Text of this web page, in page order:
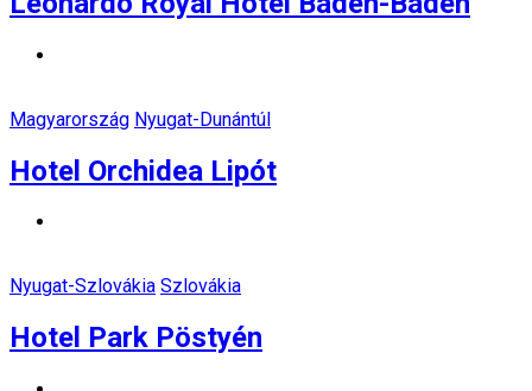
Magyarország Nyugat-Dunántúl
Hotel Orchidea Lipót
Nyugat-Szlovákia Szlovákia
Hotel Park Pöstyén